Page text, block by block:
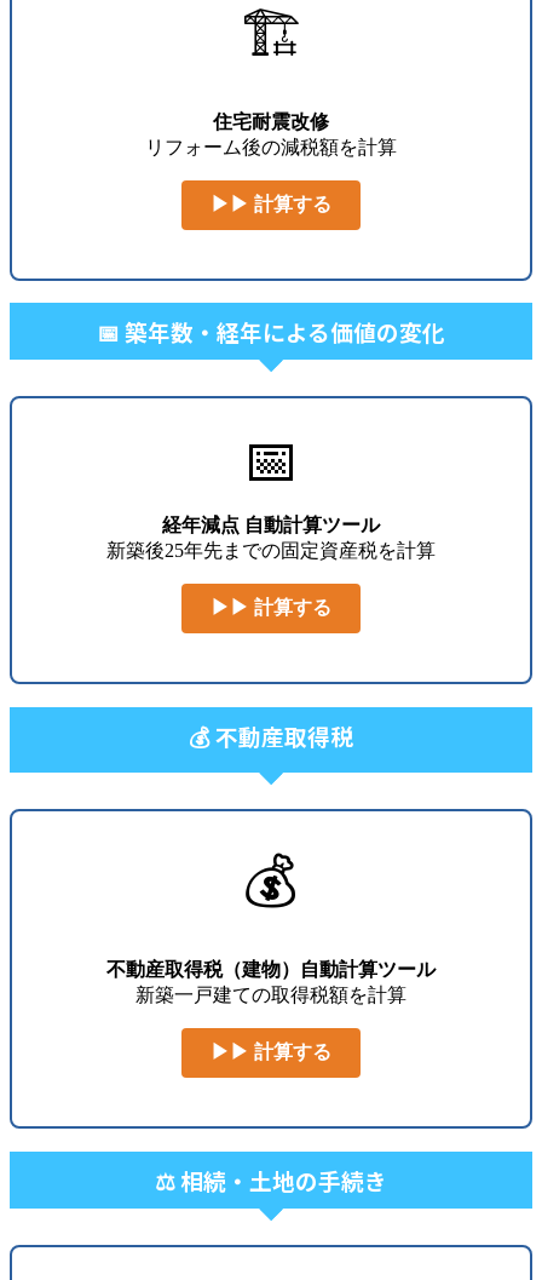
🏗️
住宅耐震改修
リフォーム後の減税額を計算
▶▶ 計算する
📅 築年数・経年による価値の変化
📅
経年減点 自動計算ツール
新築後25年先までの固定資産税を計算
▶▶ 計算する
💰 不動産取得税
💰
不動産取得税（建物）自動計算ツール
新築一戸建ての取得税額を計算
▶▶ 計算する
⚖️ 相続・土地の手続き